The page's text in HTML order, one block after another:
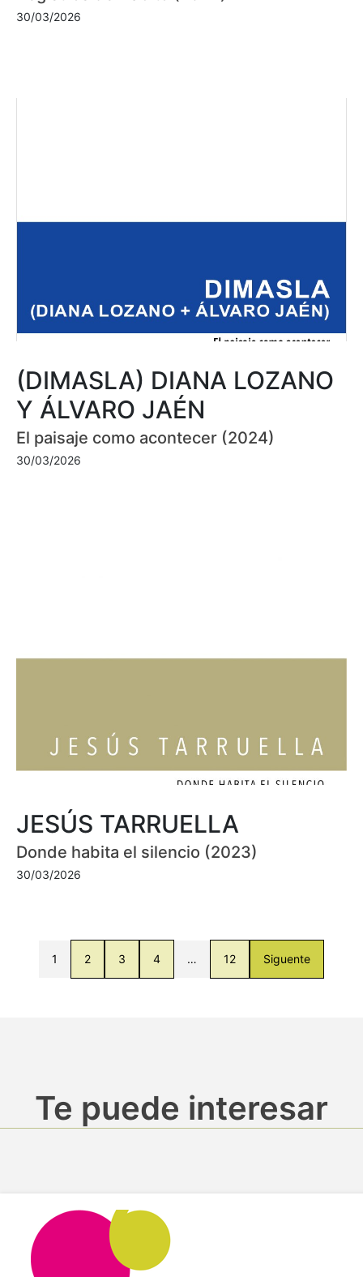
30/03/2026
(DIMASLA) DIANA LOZANO
Y ÁLVARO JAÉN
El paisaje como acontecer (2024)
30/03/2026
JESÚS TARRUELLA
Donde habita el silencio (2023)
30/03/2026
1 2 3 4 … 12 Siguente
Te puede interesar